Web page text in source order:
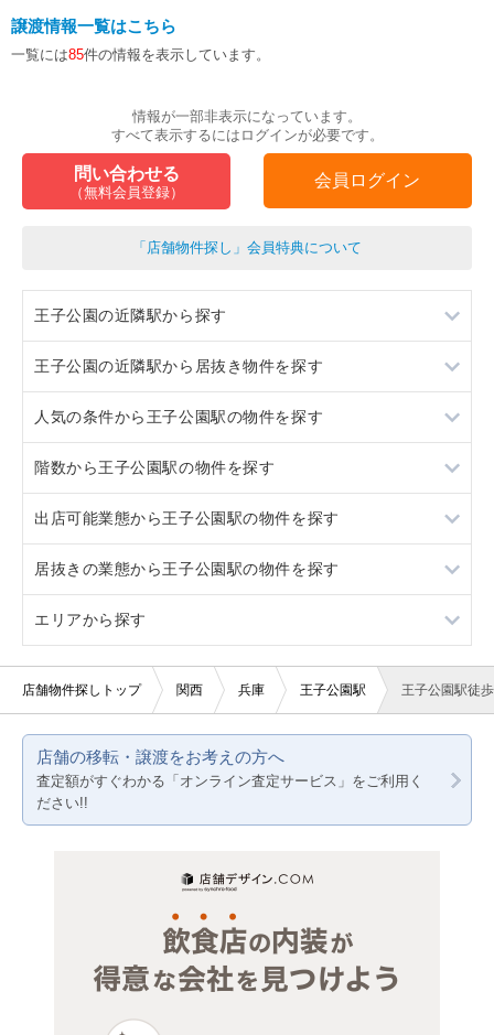
譲渡情報一覧はこちら
一覧には85件の情報を表示しています。
情報が一部非表示になっています。
すべて表示するにはログインが必要です。
問い合わせる
（無料会員登録）
会員ログイン
「店舗物件探し」会員特典について
王子公園の近隣駅から探す
春日野道
六甲
神戸三宮
御影
王子公園の近隣駅から居抜き物件を探す
春日野道
六甲
神戸三宮
御影
人気の条件から王子公園駅の物件を探す
居抜き
スケルトン
看板取り付け可
10坪以下
20坪以下
階数から王子公園駅の物件を探す
1階
3階以上
出店可能業態から王子公園駅の物件を探す
重飲食
軽飲食
バー・クラブ
サロン（マッサージ・エステ・ネイルなど）
医療・歯科・クリニック
ジム・教室・スタジオ
その他サービス・その他
居抜きの業態から王子公園駅の物件を探す
カラオケ・パブ・スナック
エリアから探す
大阪
兵庫
店舗物件探しトップ 関西 兵庫 王子公園駅 王子公園駅徒
店舗の移転・譲渡をお考えの方へ
査定額がすぐわかる「オンライン査定サービス」をご利用く
ださい!!